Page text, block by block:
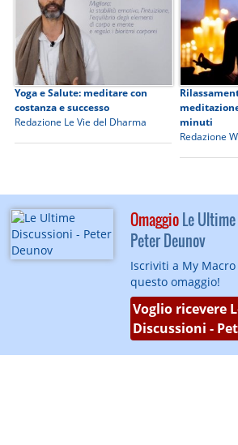
Yoga e Salute: meditare con
costanza e successo
Redazione Le Vie del Dharma
minuti
Redazione
OmaggioLe
Peter Deunov
Iscriviti a My
questo omaggio!
Voglio ricevere
Discussioni -